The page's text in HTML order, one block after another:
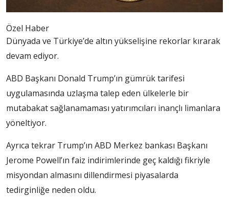
Özel Haber
Dünyada ve Türkiye’de altın yükselişine rekorlar kırarak
devam ediyor.
ABD Başkanı Donald Trump’ın gümrük tarifesi
uygulamasında uzlaşma talep eden ülkelerle bir
mutabakat sağlanamaması yatırımcıları inançlı limanlara
yöneltiyor.
Ayrıca tekrar Trump’ın ABD Merkez bankası Başkanı
Jerome Powell’ın faiz indirimlerinde geç kaldığı fikriyle
misyondan almasını dillendirmesi piyasalarda
tedirginliğe neden oldu.